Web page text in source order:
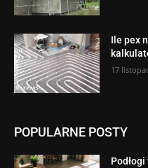
Ile pex
17
POPULARNE POSTY